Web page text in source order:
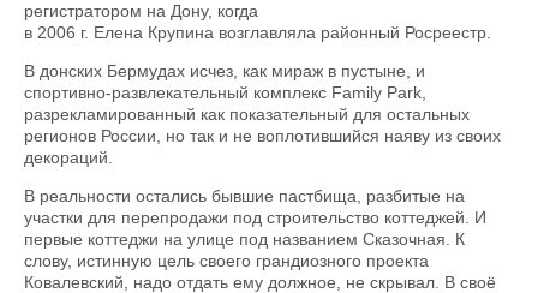
регистратором на Дону, когда
в 2006 г. Елена Крупина возглавляла районный Росреестр.
В донских Бермудах исчез, как мираж в пустыне, и
спортивно-развлекательный комплекс Family Park,
разрекламированный как показательный для остальных
регионов России, но так и не воплотившийся наяву из своих
декораций.
В реальности остались бывшие пастбища, разбитые на
участки для перепродажи под строительство коттеджей. И
первые коттеджи на улице под названием Сказочная. К
слову, истинную цель своего грандиозного проекта
Ковалевский, надо отдать ему должное, не скрывал. В своё